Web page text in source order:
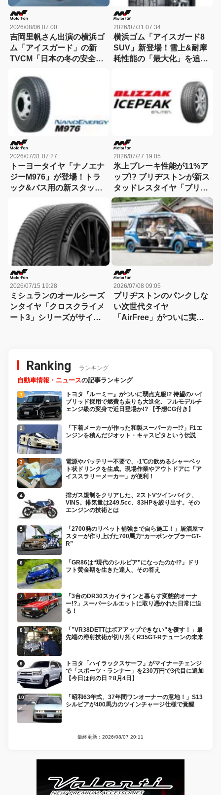
2026/08/06 07:00
吉岡里帆さん出演の横浜ゴ
ム「アイスガード」の新
TVCM「日本の冬の安全
守る。」が8月から放映開
始！
2026/07/31 07:34
横浜ゴム「アイスガード8
SUV」新登場！雪上&耐摩
耗性能の「最大化」を追求
2026/07/31 07:27
トーヨータイヤ「ナノエナ
ジーM976」が登場！トラ
ック&バス用の新スタッド
耗&氷雪性能を高いレベル
で両立
2026/07/27 19:05
氷上ブレーキ性能が11%ア
ップ!? ブリヂストンが新ス
タッドレスタイヤ「ブリザ
ック アイスピーク」を発
表！
2026/07/15 19:28
ミシュランのオールシーズ
ンタイヤ「クロスクライメ
ート3」シリーズがサイズ
2026/07/08 09:05
ブリヂストンのパンクしな
い次世代タイヤ
「AirFree」がついに実用
Ranking ランキング
自動車情報・ニュースの記事ランキング
トヨタ『ルーミー』がついに弱点克服!? 待望のハイ
ブリッド採用で燃費も走りも大進化、フルモデルチ
ェンジ級の変身で近日登場か!? 【予想CG付き】
「下着メーカーが作った和製スーパーカー!?」F1エ
ンジンを積んだジオット・キャスピタという伝説
電源やバッテリー不要で、-1℃の飲めるシャーベッ
ト状ドリンクを生成。現場作業やアウトドアに「ア
イススラリーメーカー」が便利！
排ガス規制をクリアした、2ストVツインバイク、
VINS。排気量は249.5cc、83HPを絞り出す。その
エンジンの技術とは
「2700発のリベット補強まで自ら施工！」居酒屋マ
スターが作り上げた700馬力“カーボンケブラーGT-
R”
「GR86は“現代のシルビア”になったのか!?」ドリ
フト黄金期を生きた達人、その答え
「3台のDR30スカイラインと暮らす変態的オーナ
ー!?」スーパーシルエットに取り憑かれた日常に迫
る！
「”VR38DETTはボアアップできない”を覆す！」最
先端の溶射技術が切り拓くR35GT-Rチューンの未来
トヨタ「ハイラックスサーフ」がマイナーチェンジ
で「スポーツ・ランナー」を230万円で3代目に追加
【今日は何の日？8月4日】
「昭和63年式、37年間ワンオーナーの意地！」S13
シルビアが400馬力のツインチャージ仕様で覚醒
最終更新：2026/08/07 20:11